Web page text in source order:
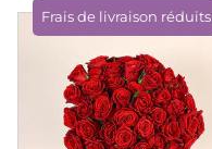
Frais de livraison réduits